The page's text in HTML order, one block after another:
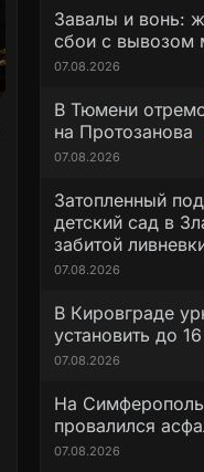
Завалы и вонь:
сбои с вывозом
07.08.2026
В Тюмени
на Протозанова
07.08.2026
Затопленный
детский сад в
забитой
07.08.2026
В Кировграде
установить до 16
07.08.2026
На
провалился
07.08.2026